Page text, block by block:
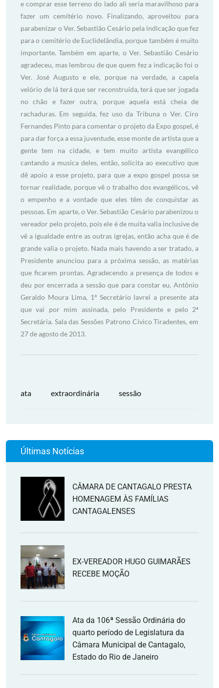
e comprar esse terreno do lado ali seria maravilhoso para
fazer um cemitério novo. Finalizando, aproveitou para
parabenizar o Ver. Sebastião Cesário pela indicação que fez
para o cemitério de Euclidelândia, porque também é muito
importante. Também em aparte, o Ver. Sebastião Cesário
agradeceu, mas lembrou de que quem fez a indicação foi o
Ver. José Augusto e ele, porque na verdade, a capela
velório de lá terá que ser reconstruída, terá que ser jogada
no chão e fazer outra, porque aquela está cheia de
rachaduras. Em seguida, fez uso da Tribuna o Ver. Ciro
Fernandes Pinto para comentar o projeto da Expo gospel, é
para dar força a essa juventude, esse monte de artista que a
gente tem na cidade, e tem muito artista evangélico
cantando a musica deles, então, solicita ao executivo que
dê apoio a esse projeto, para que a expo gospel possa se
tornar realidade, porque vê o trabalho dos evangélicos, vê
o empenho e a vontade que eles têm de conquistar as
pessoas. Em aparte, o Ver. Sebastião Cesário parabenizou o
vereador pelo projeto, pois ele é de muita valia inclusive de
vê a igualdade entre as outras igrejas, então acha que é de
grande valia o projeto. Nada mais havendo a ser tratado, a
Presidente anunciou para a próxima sessão, as matérias
que ficarem prontas. Agradecendo a presença de todos e
deu por encerrada a sessão que para constar eu, Antônio
Geraldo Moura Lima, 1º Secretário lavrei a presente ata
que vai por mim assinada, pelo Presidente e pelo 2ª
Secretária. Sala das Sessões Patrono Cívico Tiradentes, em
27 de agosto de 2013.
ata extraordinária sessão
Últimas Notícias
CÂMARA DE CANTAGALO PRESTA
HOMENAGEM ÀS FAMÍLIAS
CANTAGALENSES
EX-VEREADOR HUGO GUIMARÃES
RECEBE MOÇÃO
Ata da 106ª Sessão Ordinária do
quarto período de Legislatura da
Câmara Municipal de Cantagalo,
Estado do Rio de Janeiro